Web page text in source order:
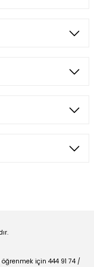
ve diğer
formunu
için 444 91 74 /